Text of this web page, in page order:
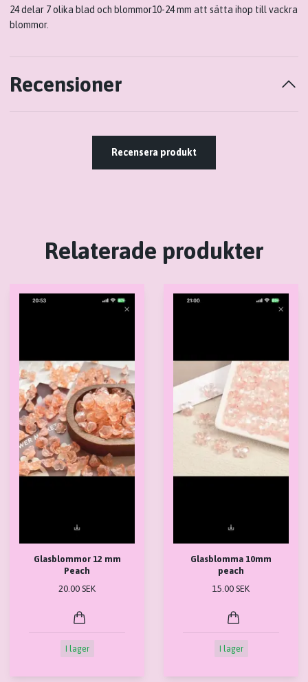
24 delar 7 olika blad och blommor10-24 mm att sätta ihop till vackra
blommor.
Recensioner
Recensera produkt
Relaterade produkter
Glasblommor 12 mm
Peach
20.00 SEK
I lager
Glasblomma 10mm
peach
15.00 SEK
I lager